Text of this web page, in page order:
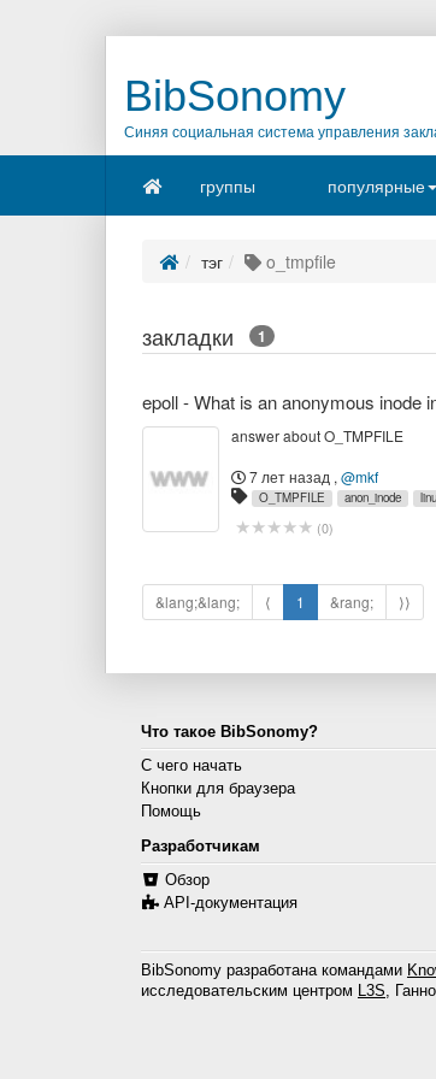
BibSonomy
Синяя социальная система управления
группы популярные
тэг o_tmpfile
закладки 1
answer about O_TMPFILE
7 лет назад , @mkf
O_TMPFILE anon_inode
(0)
&lang;&lang; ⟨ 1 &rang; ⟩⟩
Что такое BibSonomy?
С чего начать
Кнопки для браузера
Помощь
Разработчикам
Обзор
API-документация
BibSonomy разработана командами
исследовательским центром L3S,